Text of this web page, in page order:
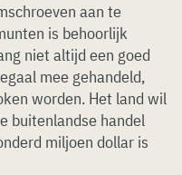
aan te
is behoorlijk
niet altijd een goed
mee gehandeld,
worden. Het land wil
buitenlandse handel
miljoen dollar is